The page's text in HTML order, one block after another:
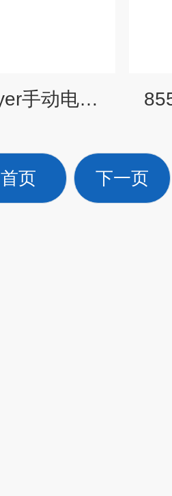
德国stiefelmayer手动电动测量机系列
首页 下一页